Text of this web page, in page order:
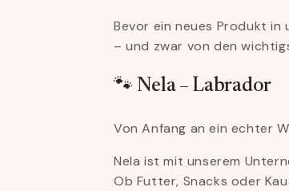
Bevor ein neues Produkt
– und zwar von den
🐾 Nela – Labrador
Von Anfang an ein echter
Nela ist mit unserem
Ob Futter, Snacks oder